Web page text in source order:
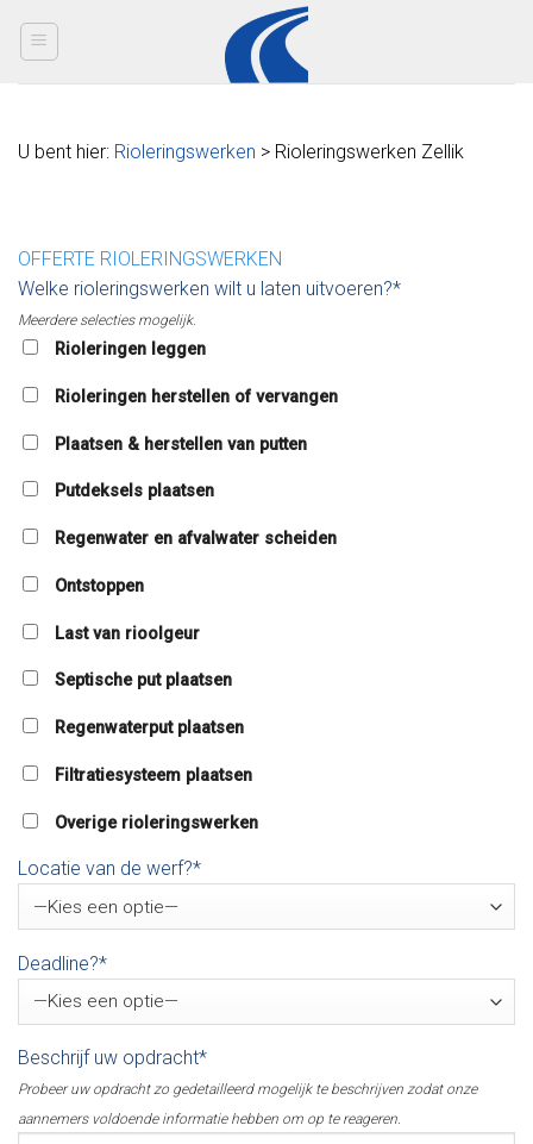
U bent hier: Rioleringswerken > Rioleringswerken Zellik
OFFERTE RIOLERINGSWERKEN
Welke rioleringswerken wilt u laten uitvoeren?*
Meerdere selecties mogelijk.
Rioleringen leggen
Rioleringen herstellen of vervangen
Plaatsen & herstellen van putten
Putdeksels plaatsen
Regenwater en afvalwater scheiden
Ontstoppen
Last van rioolgeur
Septische put plaatsen
Regenwaterput plaatsen
Filtratiesysteem plaatsen
Overige rioleringswerken
Locatie van de werf?*
Deadline?*
Beschrijf uw opdracht*
Probeer uw opdracht zo gedetailleerd mogelijk te beschrijven zodat onze
aannemers voldoende informatie hebben om op te reageren.